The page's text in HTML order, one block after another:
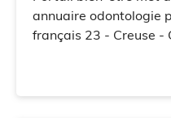
annuaire odontologie
français 23 - Creuse -